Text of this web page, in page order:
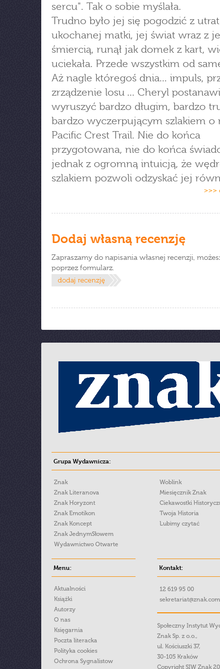
sercu". Tak o sobie myślała.
Trudno było jej się pogodzić z
ukochanej matki, jej świat wraz z
śmiercią, runął jak domek z kart,
uciekała. Przede wszystkim od
Aż nagle któregoś dnia... impuls,
zrządzenie losu ... Cheryl
wyruszyć bardzo długim, bardzo
bardzo wyczerpującym szlakiem o
Pacific Crest Trail. Nie do końca
przygotowana, nie do końca
jednak z ogromną intuicją, że
szlakiem pozwoli odzyskać jej
>>>
Dodaj własną recenzję
Zapraszamy do napisania własnej recenzji,
poprzez formularz.
Grupa Wydawnicza:
Znak
Znak Literanova
Znak Horyzont
Znak Emotikon
Znak Koncept
Znak JednymSłowem
Wydawnictwo Otwarte
Woblink
Miesięcznik Znak
Ciekawostki
Twoja Historia
Lubimy czytać
Menu:
Aktualności
Książki
Autorzy
O nas
Księgarnia
Poczta literacka
Polityka cookies
Ochrona Sygnalistow
Kontakt:
12 619 95 00
Społeczny Instytut
Znak Sp. z o.o.,
ul. Kościuszki 37,
30-105 Kraków
Copyright SIW Znak